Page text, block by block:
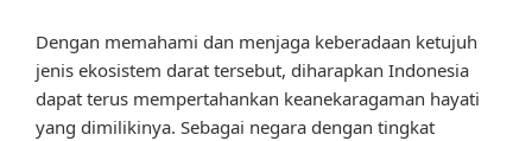
Dengan memahami dan menjaga keberadaan ketujuh
jenis ekosistem darat tersebut, diharapkan Indonesia
dapat terus mempertahankan keanekaragaman hayati
yang dimilikinya. Sebagai negara dengan tingkat